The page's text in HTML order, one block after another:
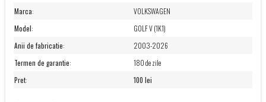
Marca:
VOLKSWAGEN
Model:
GOLF V (1K1)
Anii de fabricatie:
2003-2026
Termen de garantie:
180 de zile
Pret: 100 lei